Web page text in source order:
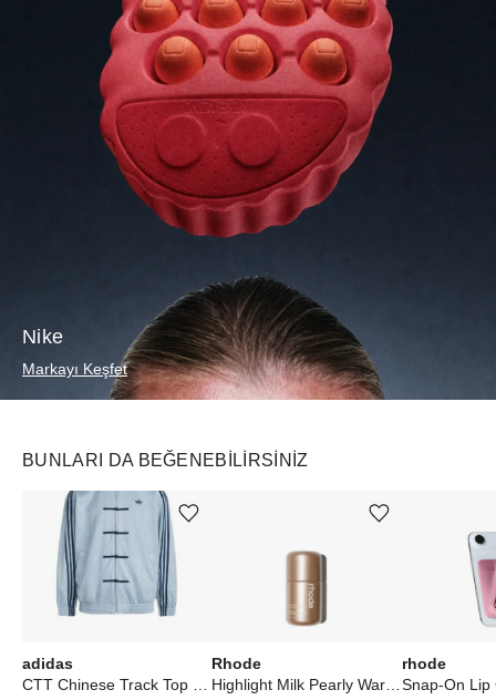
Nike
Markayı Keşfet
BUNLARI DA BEĞENEBILIRSINIZ
adidas
CTT Chinese Track Top 3.1 Gender Neutral Jacket Ash Grey
Ürünü istek listesine ekle veya listeden çıkar
Rhode
Highlight Milk Pearly Warm Bronze
Ürünü istek listesine ekle veya listeden çıkar
rhode
Snap-On Lip